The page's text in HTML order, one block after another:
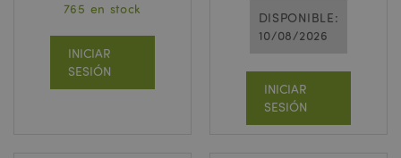
765 en stock
INICIAR
SESIÓN
DISPONIBLE:
10/08/2026
INICIAR
SESIÓN